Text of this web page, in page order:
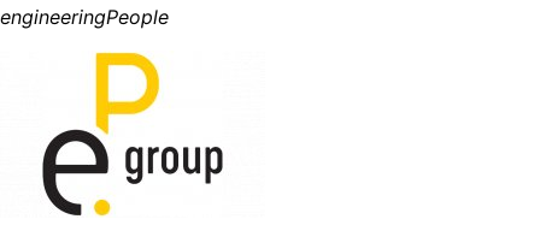
engineeringPeople